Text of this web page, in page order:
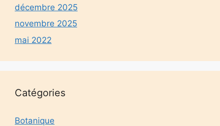
décembre 2025
novembre 2025
mai 2022
Catégories
Botanique